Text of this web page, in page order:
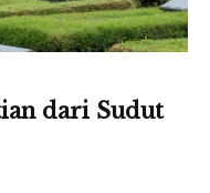
dari Sudut